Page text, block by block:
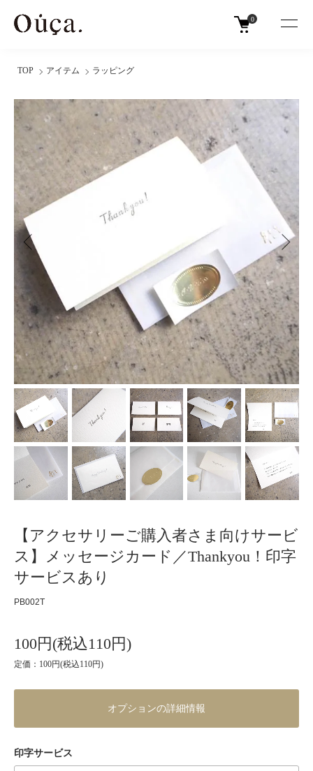
0
TOP アイテム ラッピング
【アクセサリーご購入者さま向けサービ
ス】メッセージカード／Thankyou！印字
サービスあり
PB002T
100円(税込110円)
定価：100円(税込110円)
オプションの詳細情報
印字サービス